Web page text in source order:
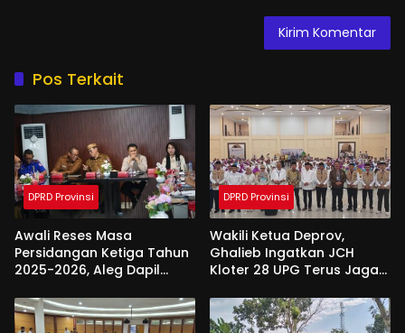
Pos Terkait
DPRD Provinsi
Awali Reses Masa
Persidangan Ketiga Tahun
2025-2026, Aleg Dapil
Apresiasi Dari Pemda
DPRD Provinsi
Wakili Ketua Deprov,
Ghalieb Ingatkan JCH
Kloter 28 UPG Terus Jaga
Tanah Suci